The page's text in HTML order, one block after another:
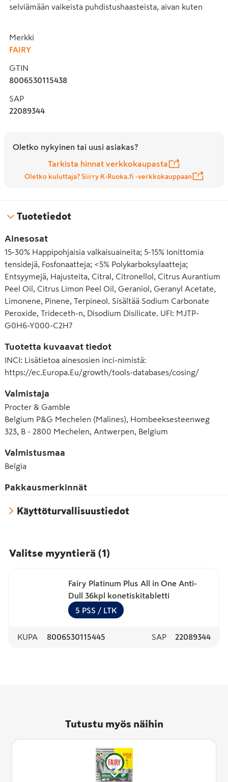
selviämään vaikeista puhdistushaasteista, aivan kuten
Platinum Plus poistaa sameuden ja palauttaa astioiden
alkuperäisen kiillon. Fairy Platinum Plus -astianpesuaineen
nopeasti ja tehokkaasti. Tableteissa yhdistyvät neste ja
jauhe, joilla on poikkeuksellinen puhdistusteho ja joiden
käyttö on kätevää. Ne tehoavat pinttyneeseen rasvaan
myös lyhyillä pesuohjelmilla (lt/ 55 min esiohjelmoitu
helppoa – niissä on sisäänrakennettu astianpesukonesuola
ja huuhtelukirkaste. Käsittele vain kuivin käsin. Sulje pussi
uudelleen jokaisen käyttökerran jälkeen.
Merkki
FAIRY
GTIN
8006530115438
SAP
22089344
Oletko nykyinen tai uusi asiakas?
Tarkista hinnat verkkokaupasta
Oletko kuluttaja? Siirry K-Ruoka.fi -verkkokauppaan
Tuotetiedot
Ainesosat
15-30% Happipohjaisia valkaisuaineita; 5-15% Ionittomia
tensidejä, Fosfonaatteja; <5% Polykarboksylaatteja;
Entsyymejä, Hajusteita, Citral, Citronellol, Citrus Aurantium
Peel Oil, Citrus Limon Peel Oil, Geraniol, Geranyl Acetate,
Limonene, Pinene, Terpineol. Sisältää Sodium Carbonate
Peroxide, Trideceth-n, Disodium Disilicate. UFI: MJTP-
G0H6-Y000-C2H7
Tuotetta kuvaavat tiedot
INCI: Lisätietoa ainesosien inci-nimistä:
https://ec.Europa.Eu/growth/tools-databases/cosing/
Valmistaja
Procter & Gamble
Belgium P&G Mechelen (Malines), Hombeeksesteenweg
323, B - 2800 Mechelen, Antwerpen, Belgium
Valmistusmaa
Belgia
Pakkausmerkinnät
Käyttöturvallisuustiedot
Valitse myyntierä (1 )
Fairy Platinum Plus All in One Anti-
Dull 36kpl konetiskitabletti
5 PSS / LTK
KUPA 8006530115445 SAP 22089344
Tutustu myös näihin